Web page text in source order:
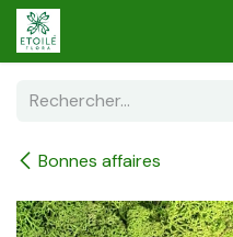
Se rendre au contenu
Bonnes affaires